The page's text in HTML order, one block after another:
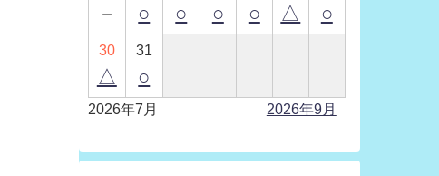
－ ○ ○ ○ ○ △ ○
30
△
31
○
2026年7月 2026年9月